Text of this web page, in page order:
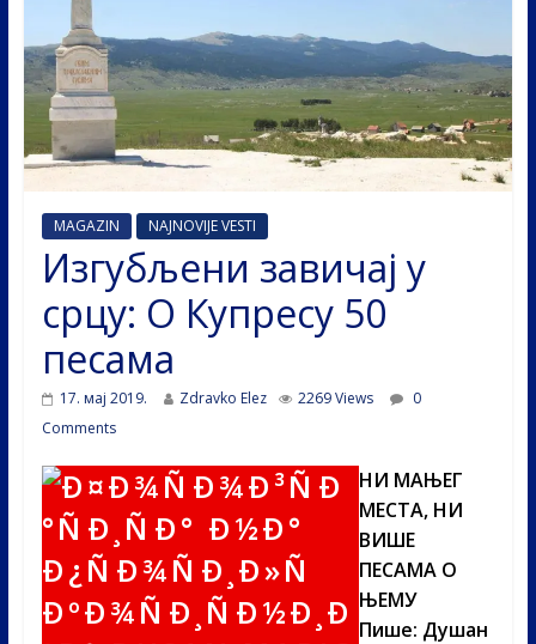
MAGAZIN NAJNOVIJE VESTI
Изгубљени завичај у
срцу: О Купресу 50
песама
17. мај 2019. Zdravko Elez 2269 Views
0
Comments
НИ МАЊЕГ
МЕСТА, НИ
ВИШЕ
ПЕСАМА О
ЊЕМУ
Пише: Душан